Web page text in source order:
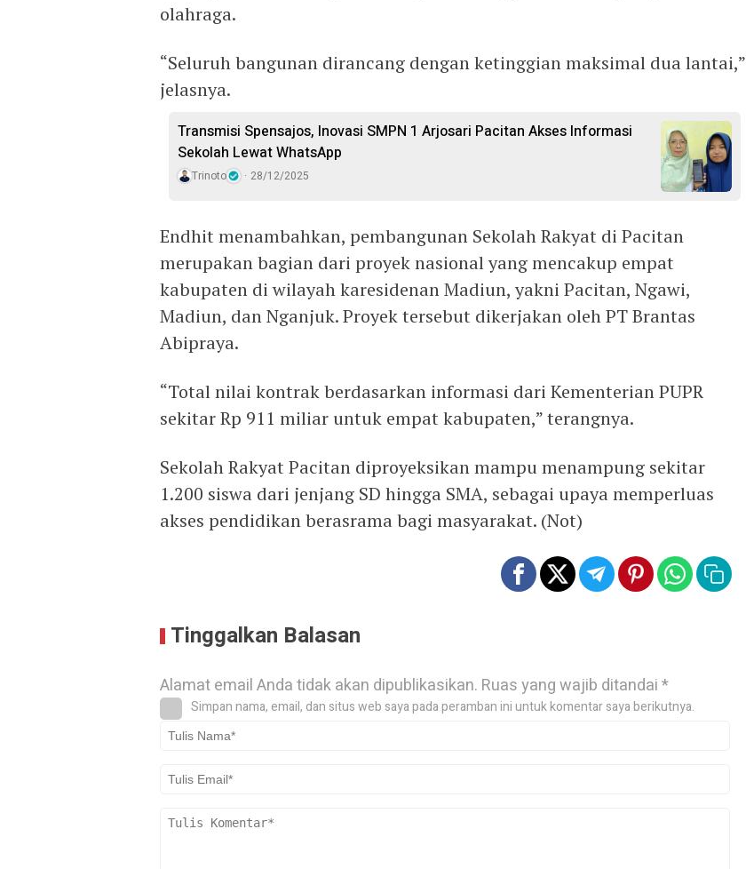
olahraga.
“Seluruh bangunan dirancang dengan ketinggian maksimal dua lantai,”
jelasnya.
Transmisi Spensajos, Inovasi SMPN 1 Arjosari Pacitan Akses Informasi
Sekolah Lewat WhatsApp
Trinoto 28/12/2025
Endhit menambahkan, pembangunan Sekolah Rakyat di Pacitan
merupakan bagian dari proyek nasional yang mencakup empat
kabupaten di wilayah karesidenan Madiun, yakni Pacitan, Ngawi,
Madiun, dan Nganjuk. Proyek tersebut dikerjakan oleh PT Brantas
Abipraya.
“Total nilai kontrak berdasarkan informasi dari Kementerian PUPR
sekitar Rp 911 miliar untuk empat kabupaten,” terangnya.
Sekolah Rakyat Pacitan diproyeksikan mampu menampung sekitar
1.200 siswa dari jenjang SD hingga SMA, sebagai upaya memperluas
akses pendidikan berasrama bagi masyarakat. (Not)
Tinggalkan Balasan
Alamat email Anda tidak akan dipublikasikan. Ruas yang wajib ditandai*
Simpan nama, email, dan situs web saya pada peramban ini untuk komentar saya berikutnya.